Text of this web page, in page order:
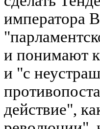
императора
и понимают
и "с
действие",